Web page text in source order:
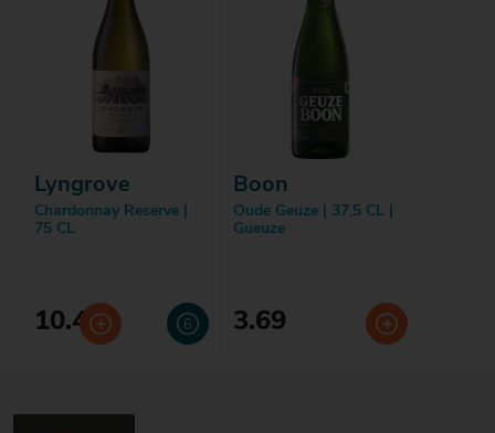
Lyngrove
Chardonnay Reserve |
75 CL
10.49
Boon
Oude Geuze | 37,5 CL |
Gueuze
3.69